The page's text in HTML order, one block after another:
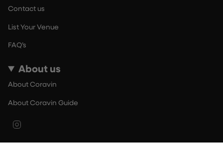
Contact us
List Your Venue
FAQ’s
About us
About Coravin
About Coravin Guide